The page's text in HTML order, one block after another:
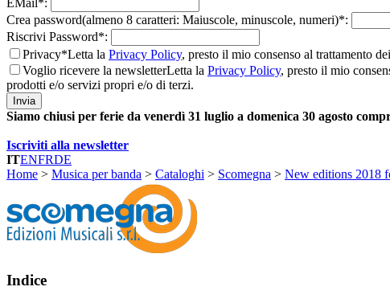
EMail*:
Crea password(almeno 8 caratteri: Maiuscole, minuscole, numeri)*:
Riscrivi Password*:
Privacy*Letta la Privacy Policy, presto il mio consenso al trattamento
Voglio ricevere la newsletterLetta la Privacy Policy, presto il mio
prodotti e/o servizi propri e/o di terzi.
Invia
Siamo chiusi per ferie da venerdì 31 luglio a domenica 30 agosto
Iscriviti alla newsletter
ITENFRDE
Home > Musica per banda > Cataloghi > Scomegna > New editions 2018
Indice